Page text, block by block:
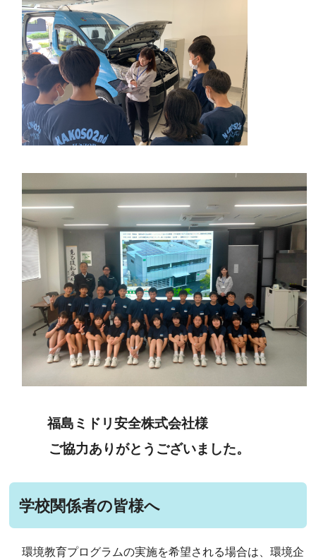
福島ミドリ安全株式会社様
ご協力ありがとうございました。
学校関係者の皆様へ
環境教育プログラムの実施を希望される場合は、環境企